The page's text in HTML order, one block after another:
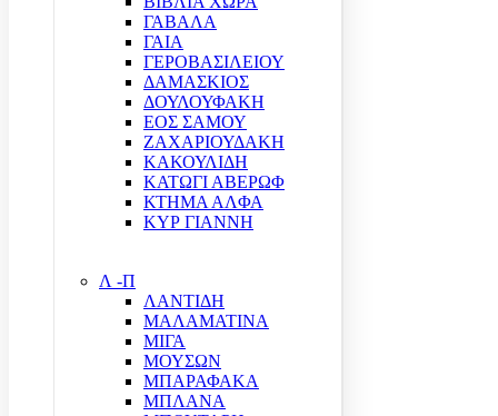
ΓΑΒΑΛΑ
ΓΑΙΑ
ΓΕΡΟΒΑΣΙΛΕΙΟΥ
ΔΑΜΑΣΚΙΟΣ
ΔΟΥΛΟΥΦΑΚΗ
ΕΟΣ ΣΑΜΟΥ
ΖΑΧΑΡΙΟΥΔΑΚΗ
ΚΑΚΟΥΛΙΔΗ
ΚΑΤΩΓΙ ΑΒΕΡΩΦ
ΚΤΗΜΑ ΑΛΦΑ
ΚΥΡ ΓΙΑΝΝΗ
Λ -Π
ΛΑΝΤΙΔΗ
ΜΑΛΑΜΑΤΙΝΑ
ΜΙΓΑ
ΜΟΥΣΩΝ
ΜΠΑΡΑΦΑΚΑ
ΜΠΛΑΝΑ